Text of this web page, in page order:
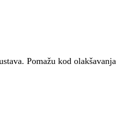
Pomažu kod olakšavanja